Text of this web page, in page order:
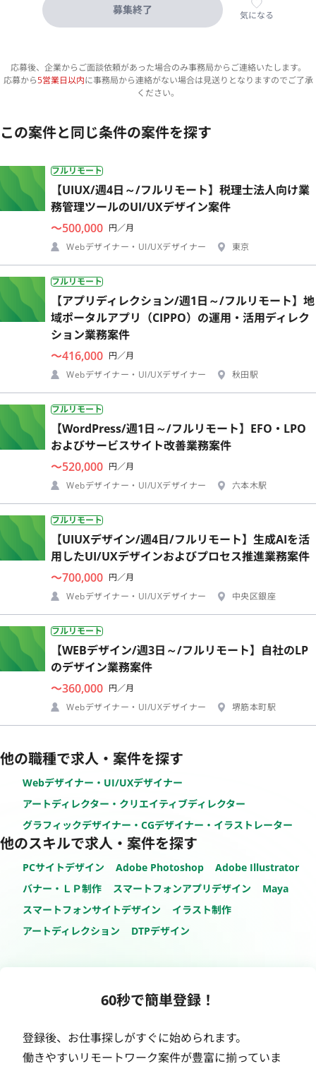
募集終了 気になる
応募後、企業からご面談依頼があった場合のみ事務局からご連絡いたします。
応募から5営業日以内に事務局から連絡がない場合は見送りとなりますのでご了承
ください。
この案件と同じ条件の案件を探す
フルリモート
【UIUX/週4日～/フルリモート】税理士法人向け業
務管理ツールのUI/UXデザイン案件
〜500,000 円／月
Webデザイナー・UI/UXデザイナー
東京
フルリモート
【アプリディレクション/週1日～/フルリモート】地
域ポータルアプリ（CIPPO）の運用・活用ディレク
ション業務案件
〜416,000 円／月
Webデザイナー・UI/UXデザイナー
秋田駅
フルリモート
【WordPress/週1日～/フルリモート】EFO・LPO
およびサービスサイト改善業務案件
〜520,000 円／月
Webデザイナー・UI/UXデザイナー
六本木駅
フルリモート
【UIUXデザイン/週4日/フルリモート】生成AIを活
用したUI/UXデザインおよびプロセス推進業務案件
〜700,000 円／月
Webデザイナー・UI/UXデザイナー
中央区銀座
フルリモート
【WEBデザイン/週3日～/フルリモート】自社のLP
のデザイン業務案件
〜360,000 円／月
Webデザイナー・UI/UXデザイナー
堺筋本町駅
他の職種で求人・案件を探す
Webデザイナー・UI/UXデザイナー
アートディレクター・クリエイティブディレクター
グラフィックデザイナー・CGデザイナー・イラストレーター
他のスキルで求人・案件を探す
PCサイトデザイン Adobe Photoshop
Adobe Illustrator
バナー・ＬＰ制作
スマートフォンアプリデザイン
Maya
スマートフォンサイトデザイン
イラスト制作
アートディレクション
DTPデザイン
60秒で簡単登録！
登録後、お仕事探しがすぐに始められます。
働きやすいリモートワーク案件が豊富に揃っていま